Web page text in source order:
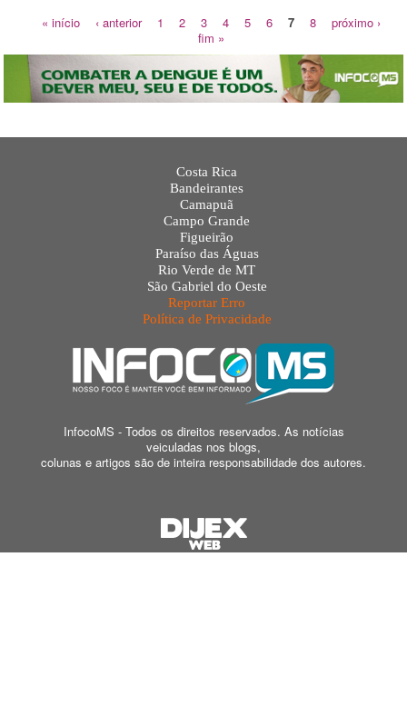
« início ‹ anterior 1 2 3 4 5 6 7 8
próximo ›
fim »
Costa Rica
Bandeirantes
Camapuã
Campo Grande
Figueirão
Paraíso das Águas
Rio Verde de MT
São Gabriel do Oeste
Reportar Erro
Política de Privacidade
InfocoMS - Todos os direitos reservados. As notícias
veiculadas nos blogs,
colunas e artigos são de inteira responsabilidade dos autores.